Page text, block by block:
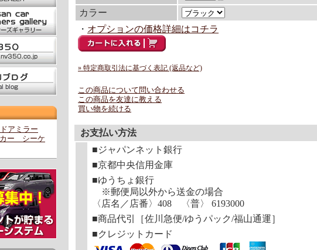
アミラー
ー シーケ
カラー
・ オプションの価格詳細はコチラ
» 特定商取引法に基づく表記 (返品など)
この商品について問い合わせる
この商品を友達に教える
買い物を続ける
お支払い方法
■ジャパンネット銀行
■京都中央信用金庫
■ゆうちょ銀行
※郵便局以外から送金の場合
〈店名／店番〉408 〈普〉 6193000
■商品代引［佐川急便/ゆうパック/福山通運］
■クレジットカード